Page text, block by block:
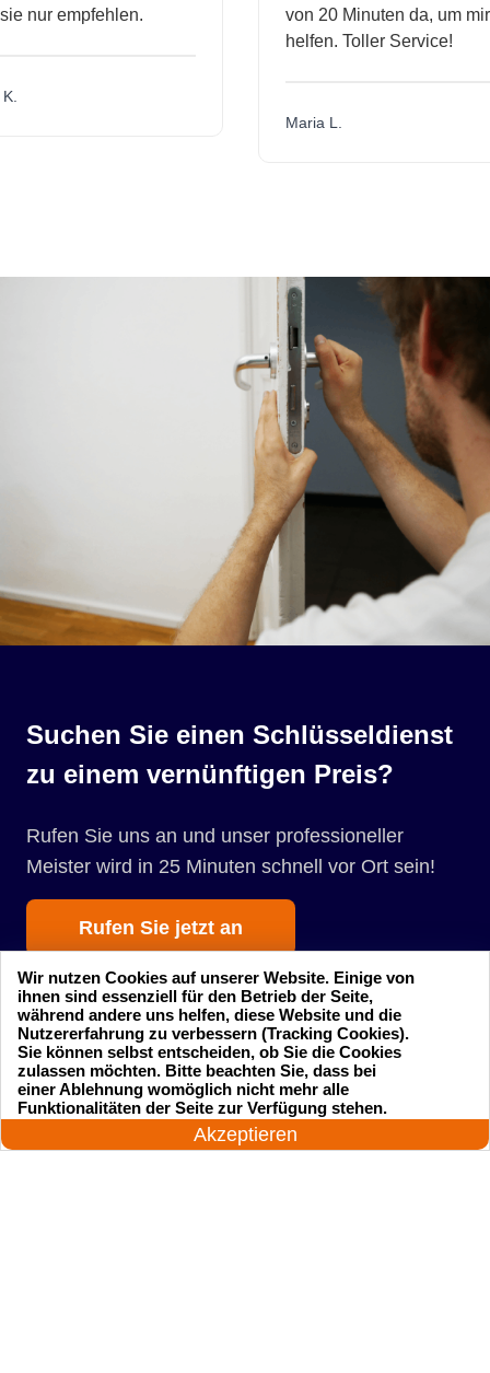
nur empfehlen.
von 20 Minuten da, um mir
helfen. Toller Service!
Maria L.
Suchen Sie einen Schlüsseldienst
zu einem vernünftigen Preis?
Rufen Sie uns an und unser professioneller
Meister wird in 25 Minuten schnell vor Ort sein!
Rufen Sie jetzt an
Startseite Einsatzgebiete
Preise
24 Stunden am Tag
Akzeptieren
Wir nutzen Cookies auf unserer Website. Einige von
ihnen sind essenziell für den Betrieb der Seite,
während andere uns helfen, diese Website und die
Nutzererfahrung zu verbessern (Tracking Cookies).
Sie können selbst entscheiden, ob Sie die Cookies
zulassen möchten. Bitte beachten Sie, dass bei
einer Ablehnung womöglich nicht mehr alle
Funktionalitäten der Seite zur Verfügung stehen.